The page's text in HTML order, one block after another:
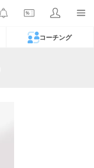
コーチング